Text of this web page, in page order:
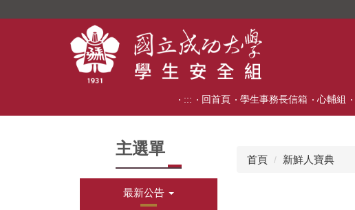
::: 回首頁 學生事務長信箱 心輔組
主選單
最新公告
首頁 新鮮人寶典